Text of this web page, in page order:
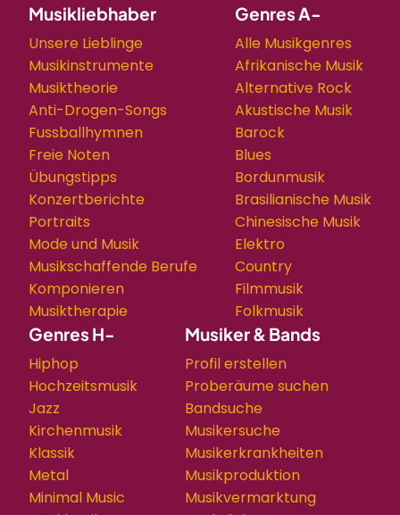
Musikliebhaber
Unsere Lieblinge
Musikinstrumente
Musiktheorie
Anti-Drogen-Songs
Fussballhymnen
Freie Noten
Übungstipps
Konzertberichte
Portraits
Mode und Musik
Musikschaffende Berufe
Komponieren
Musiktherapie
Genres A-
Alle Musikgenres
Afrikanische Musik
Alternative Rock
Akustische Musik
Barock
Blues
Bordunmusik
Brasilianische Musik
Chinesische Musik
Elektro
Country
Filmmusik
Folkmusik
Genres H-
Hiphop
Hochzeitsmusik
Jazz
Kirchenmusik
Klassik
Metal
Minimal Music
Musiker & Bands
Profil erstellen
Proberäume suchen
Bandsuche
Musikersuche
Musikerkrankheiten
Musikproduktion
Musikvermarktung